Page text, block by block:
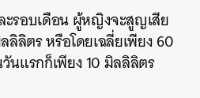
รอบเดือน ผู้หญิงจะสูญเสีย
ลิตร หรือโดยเฉลี่ยเพียง 60
นแรกก็เพียง 10 มิลลิลิตร